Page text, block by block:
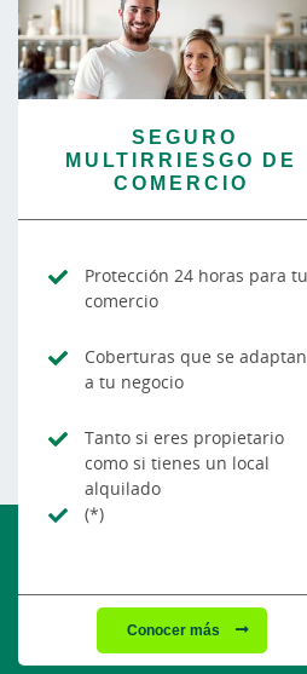
SEGURO
MULTIRRIESGO DE
COMERCIO
Protección 24 horas para tu
comercio
Coberturas que se adaptan
a tu negocio
Tanto si eres propietario
como si tienes un local
alquilado
(*)
Conocer más